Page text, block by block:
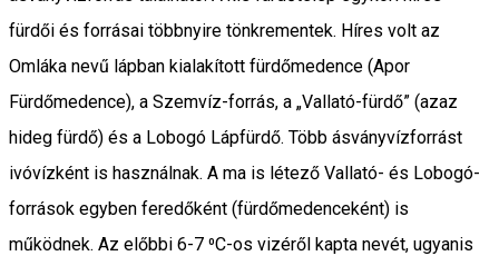
fürdői és forrásai többnyire tönkrementek. Híres volt az
Omláka nevű lápban kialakított fürdőmedence (Apor
Fürdőmedence), a Szemvíz-forrás, a „Vallató-fürdő” (azaz
hideg fürdő) és a Lobogó Lápfürdő. Több ásványvízforrást
ivóvízként is használnak. A ma is létező Vallató- és Lobogó-
források egyben feredőként (fürdőmedenceként) is
működnek. Az előbbi 6-7 ⁰C-os vizéről kapta nevét, ugyanis